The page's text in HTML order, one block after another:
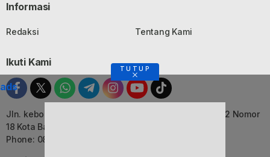
Informasi
Redaksi Tentang Kami
Ikuti Kami
Jln. kebon Jati, Komplek Ruko Luxor Permai Kavling 22 Nomor
18 Kota Bandung, Jawa Barat
Phone: 082116055552
TUTUP
ads